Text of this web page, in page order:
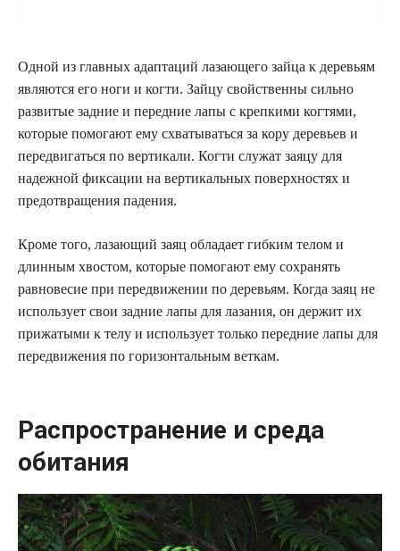
Одной из главных адаптаций лазающего зайца к деревьям
являются его ноги и когти. Зайцу свойственны сильно
развитые задние и передние лапы с крепкими когтями,
которые помогают ему схватываться за кору деревьев и
передвигаться по вертикали. Когти служат заяцу для
надежной фиксации на вертикальных поверхностях и
предотвращения падения.
Кроме того, лазающий заяц обладает гибким телом и
длинным хвостом, которые помогают ему сохранять
равновесие при передвижении по деревьям. Когда заяц не
использует свои задние лапы для лазания, он держит их
прижатыми к телу и использует только передние лапы для
передвижения по горизонтальным веткам.
Распространение и среда
обитания